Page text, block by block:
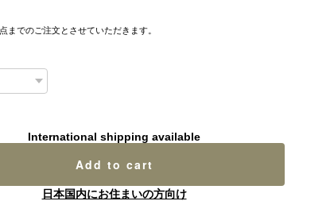
までのご注文とさせていただきます。
International shipping available
Add to cart
日本国内にお住まいの方向け